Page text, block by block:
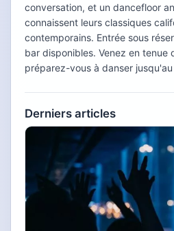
conversation, et un dancefloor
connaissent leurs classiques
contemporains. Entrée sous
bar disponibles. Venez en tenue
préparez-vous à danser
Derniers articles